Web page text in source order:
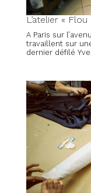
L’atelier «
A Paris sur
travaillent sur
dernier défilé